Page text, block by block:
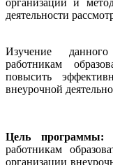
организации и
деятельности
Изучение
работникам
повысить
внеурочной
Цель программы:
работникам
организации